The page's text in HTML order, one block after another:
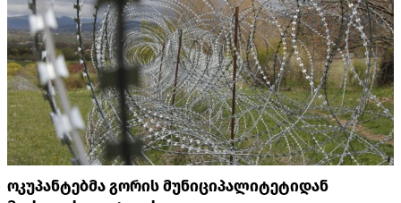
ოკუპანტებმა გორის მუნიციპალიტეტიდან